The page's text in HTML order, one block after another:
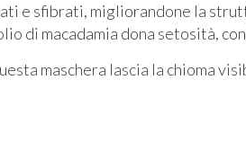
e sfibrati, migliorandone la
di macadamia dona setosità,
maschera lascia la chioma